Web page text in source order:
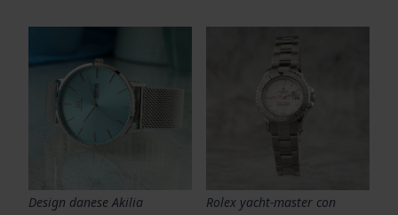
Design danese Akilia
Rolex yacht-master con